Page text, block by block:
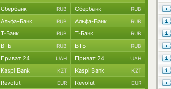
Сбербанк RUB Сбербанк RUB
Альфа-Банк RUB Альфа-Банк RUB
Т-Банк RUB Т-Банк RUB
ВТБ RUB ВТБ RUB
Приват 24 UAH Приват 24 UAH
Kaspi Bank KZT Kaspi Bank KZT
Revolut EUR Revolut EUR